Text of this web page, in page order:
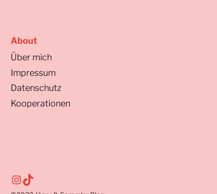
About
Über mich
Impressum
Datenschutz
Kooperationen
Instagram
TikTok